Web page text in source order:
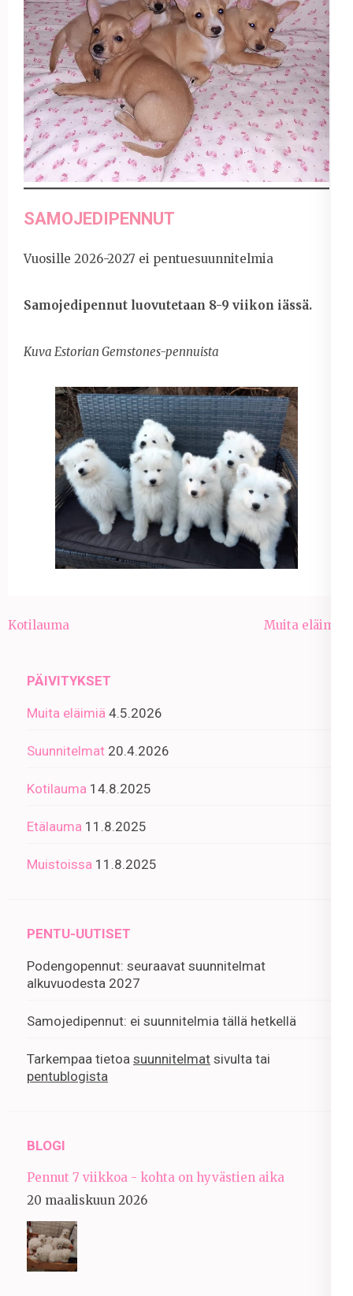
SAMOJEDIPENNUT
Vuosille 2026-2027 ei pentuesuunnitelmia
Samojedipennut luovutetaan 8-9 viikon iässä.
Kuva Estorian Gemstones-pennuista
Artikkelien
Kotilauma Muita eläimiä
PÄIVITYKSET
Muita eläimiä 4.5.2026
Suunnitelmat 20.4.2026
Kotilauma 14.8.2025
Etälauma 11.8.2025
Muistoissa 11.8.2025
PENTU-UUTISET
Podengopennut: seuraavat suunnitelmat
alkuvuodesta 2027
Samojedipennut: ei suunnitelmia tällä hetkellä
Tarkempaa tietoa suunnitelmat sivulta tai
pentublogista
BLOGI
Pennut 7 viikkoa - kohta on hyvästien aika
20 maaliskuun 2026